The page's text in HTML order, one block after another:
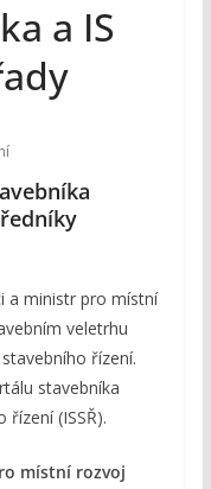
a IS
a ministr pro místní
veletrhu
řízení.
stavebníka
(ISSŘ).
místní rozvoj